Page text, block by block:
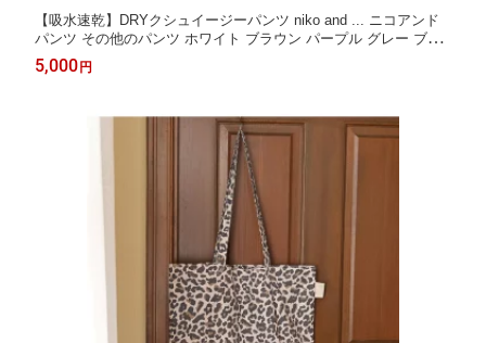
【吸水速乾】DRYクシュイージーパンツ niko and ... ニコアンド
パンツ その他のパンツ ホワイト ブラウン パープル グレー ブラ
ック ブルー【送料無料】[Rakuten Fashion]
5,000 円